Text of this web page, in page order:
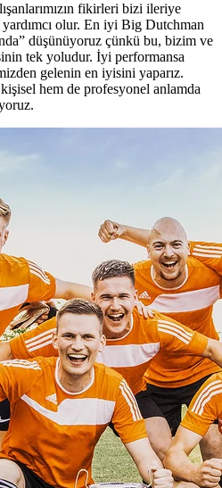
fikirleri bizi ileriye
yardımcı olur. En iyi Big Dutchman
düşünüyoruz çünkü bu, bizim ve
tek yoludur. İyi performansa
gelenin en iyisini yaparız.
hem de profesyonel anlamda